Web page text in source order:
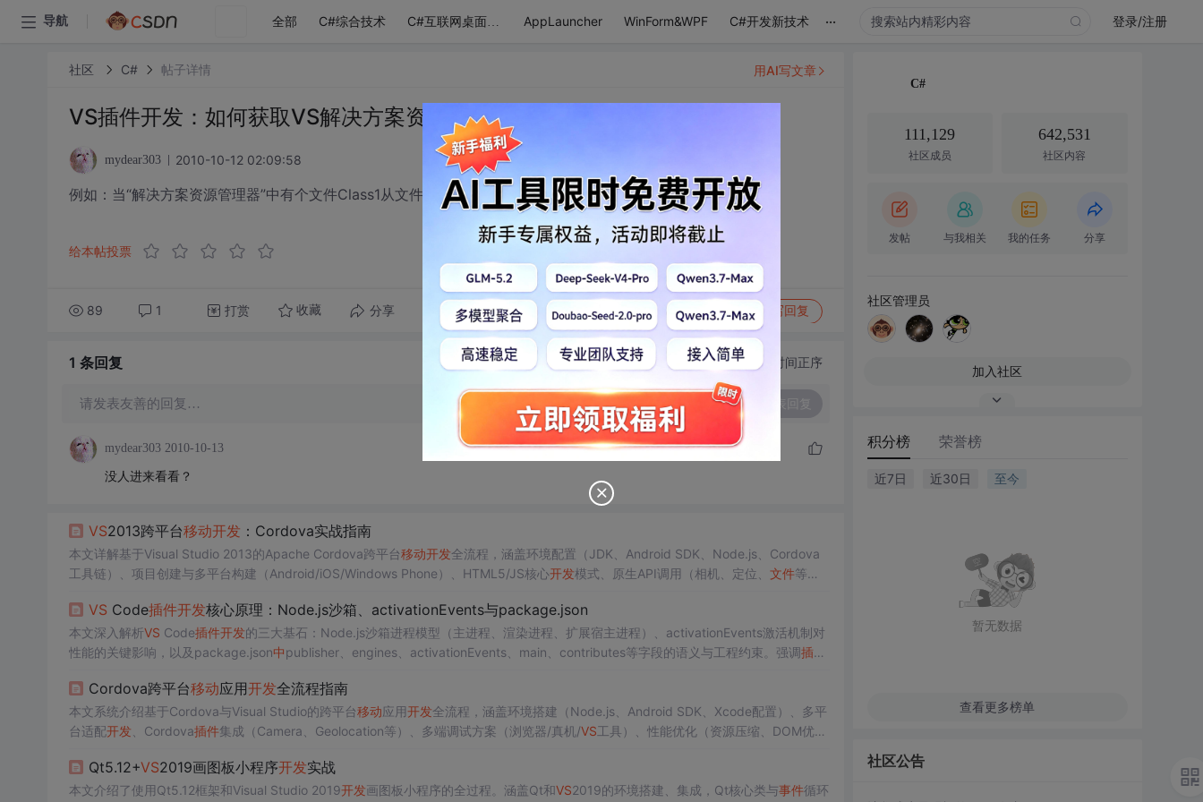
导航 全部 C#综合技术 C#互联网桌面应用 AppLauncher WinForm&WPF C#开发新技术 ... 登录/注册
社区 C# 帖子详情
VS插件开发：如何获取VS解决方案资源管理器中文件移动事件
mydear303 2010-10-12 02:09:58
例如：当“解决方案资源管理器”中有个文件Class1从文件夹Ａ移动到文件Ｂ，如果能获取这个事件？
给本帖投票
89 1 打赏 收藏 分享 转发到动态 举报 写回复
用AI写文章
1 条回复 切换为时间正序
请发表友善的回复…
mydear303 2010-10-13
没人进来看看？
VS2013跨平台移动开发 ：Cordova实战指南
本文详解基于Visual Studio 2013的Apache Cordova跨平台移动开发全流程，涵盖环境配置（JDK、Android SDK、Node.js、Cordova
工具链）、项目创建与多平台构建（Android/iOS/Windows Phone）、HTML5/JS核心开发模式、原生API调用（相机、定位、 文件等 插
代替代方案。
VS Code插件开发核心原理：Node.js沙箱、activationEvents与package.json
本文深入解析VS Code插件开发的三大基石：Node.js沙箱进程模型（主进程、渲染进程、扩展宿主进程）、activationEvents激活机制对
性能的关键影响，以及package.json中publisher、engines、activationEvents、main、contributes等字段的语义与工程约束。强调插件
Cordova跨平台移动应用开发全流程指南
本文系统介绍基于Cordova与Visual Studio的跨平台移动应用开发全流程，涵盖环境搭建（Node.js、Android SDK、Xcode配置）、多平
台适配开发、Cordova插件集成（Camera、Geolocation等）、多端调试方案（浏览器/真机/VS工具）、性能优化（资源压缩、DOM优
发关键环节。
Qt5.12+VS2019画图板小程序开发实战
本文介绍了使用Qt5.12框架和Visual Studio 2019开发画图板小程序的全过程。涵盖Qt和VS2019的环境搭建、集成，Qt核心类与事件循环
C#
111,129
社区成员
642,531
社区内容
发帖 与我相关 我的任务 分享
社区管理员
加入社区
积分榜 荣誉榜
近7日 近30日 至今
暂无数据
查看更多榜单
社区公告